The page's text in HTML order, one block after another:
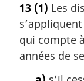
e
m
a
r
13 (1) Les
qui compte
années de